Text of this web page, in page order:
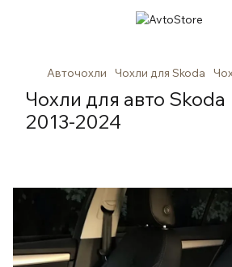
Авточохли Чохли для Skoda
Чохли для авто Skoda
2013-2024